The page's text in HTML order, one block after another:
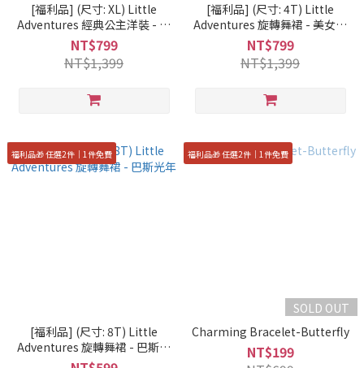
[福利品] (尺寸: XL) Little
Adventures 經典公主洋裝 - 溫
蒂 (含蝴蝶結)
NT$799
NT$1,399
[福利品] (尺寸: 4T) Little
Adventures 旋轉舞裙 - 美女貝
兒
NT$799
NT$1,399
福利品🎁 任選2件｜1件免費
[福利品] (尺寸: 8T) Little
Adventures 旋轉舞裙 - 巴斯光
年
福利品🎁 任選2件｜1件免費
SOLD OUT
Charming Bracelet-Butterfly
NT$199